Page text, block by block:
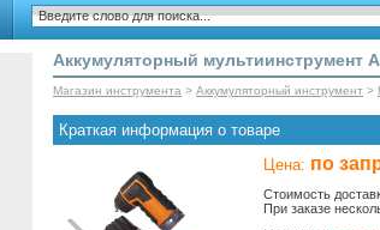
Аккумуляторный мультиинструмент
Магазин инструмента > Аккумуляторный инструмент >
Краткая информация о товаре
Цена: по
Стоимость
При заказе